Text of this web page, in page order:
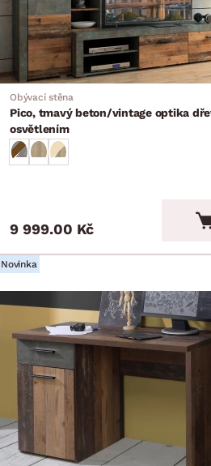
Obývací stěna
Pico, tmavý beton/vintage optika
osvětlením
9 999.00 Kč
Novinka